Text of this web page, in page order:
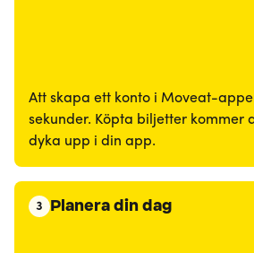
Att skapa ett konto i Moveat-
sekunder. Köpta biljetter kommer
dyka upp i din app.
3 Planera din dag